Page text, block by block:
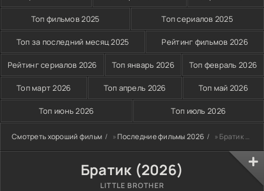
Топ фильмов 2025 Топ сериалов 2025
Топ за последний месяц 2025 Рейтинг фильмов 2026
Рейтинг сериалов 2026 Топ январь 2026 Топ февраль 2026
Топ март 2026 Топ апрель 2026 Топ май 2026
Топ июнь 2026 Топ июль 2026
Смотреть хороший фильм »Последние фильмы 2026 » Братик (2026)
Братик (2026)
LITTLE BROTHER